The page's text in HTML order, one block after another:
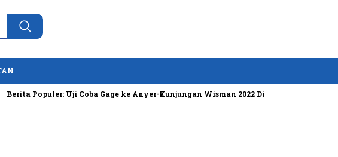
Uji Coba Gage ke Anyer-Kunjungan Wisman 2022 Diprediksi Rendah